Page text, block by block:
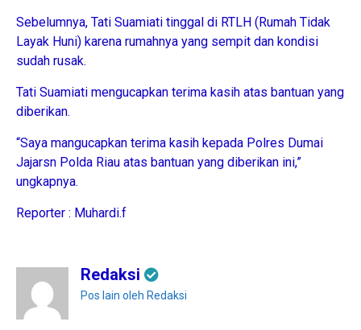
Sebelumnya, Tati Suamiati tinggal di RTLH (Rumah Tidak
Layak Huni) karena rumahnya yang sempit dan kondisi
sudah rusak.
Tati Suamiati mengucapkan terima kasih atas bantuan yang
diberikan.
“Saya mangucapkan terima kasih kepada Polres Dumai
Jajarsn Polda Riau atas bantuan yang diberikan ini,”
ungkapnya.
Reporter : Muhardi.f
Redaksi
Pos lain oleh Redaksi